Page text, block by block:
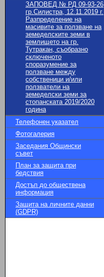
ЗАПОВЕД № РД 09-93-26
гр.Силистра, 12.11.2019 г.
Разпределение на
масивите за ползване на
земеделските земи в
землището на гр.
Тутракан, съобразно
сключеното
споразумение за
ползване между
собственици и/или
ползватели на
земеделски земи за
стопанската 2019/2020
година
Телефонен указател
Фотогалерия
Заседания Общински
съвет
План за защита при
бедствия
Достъп до обществена
информация
Защита на личните данни
(GDPR)